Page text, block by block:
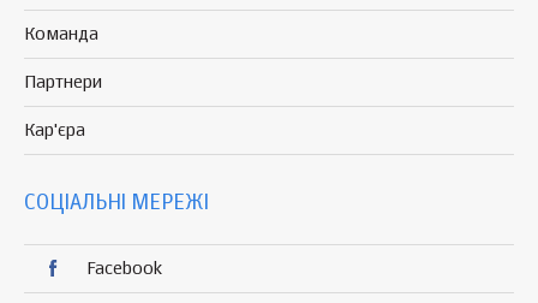
Команда
Партнери
Кар'єра
СОЦІАЛЬНІ МЕРЕЖІ
Facebook